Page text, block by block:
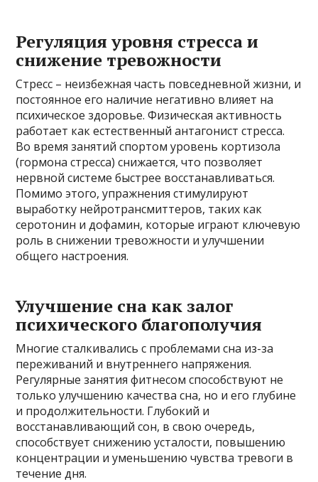
Регуляция уровня стресса и
снижение тревожности
Стресс – неизбежная часть повседневной жизни, и
постоянное его наличие негативно влияет на
психическое здоровье. Физическая активность
работает как естественный антагонист стресса.
Во время занятий спортом уровень кортизола
(гормона стресса) снижается, что позволяет
нервной системе быстрее восстанавливаться.
Помимо этого, упражнения стимулируют
выработку нейротрансмиттеров, таких как
серотонин и дофамин, которые играют ключевую
роль в снижении тревожности и улучшении
общего настроения.
Улучшение сна как залог
психического благополучия
Многие сталкивались с проблемами сна из-за
переживаний и внутреннего напряжения.
Регулярные занятия фитнесом способствуют не
только улучшению качества сна, но и его глубине
и продолжительности. Глубокий и
восстанавливающий сон, в свою очередь,
способствует снижению усталости, повышению
концентрации и уменьшению чувства тревоги в
течение дня.